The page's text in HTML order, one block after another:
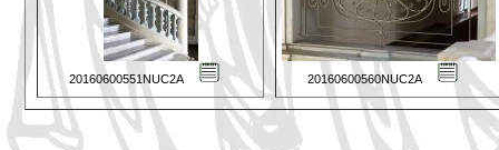
20160600551NUC2A 20160600560NUC2A